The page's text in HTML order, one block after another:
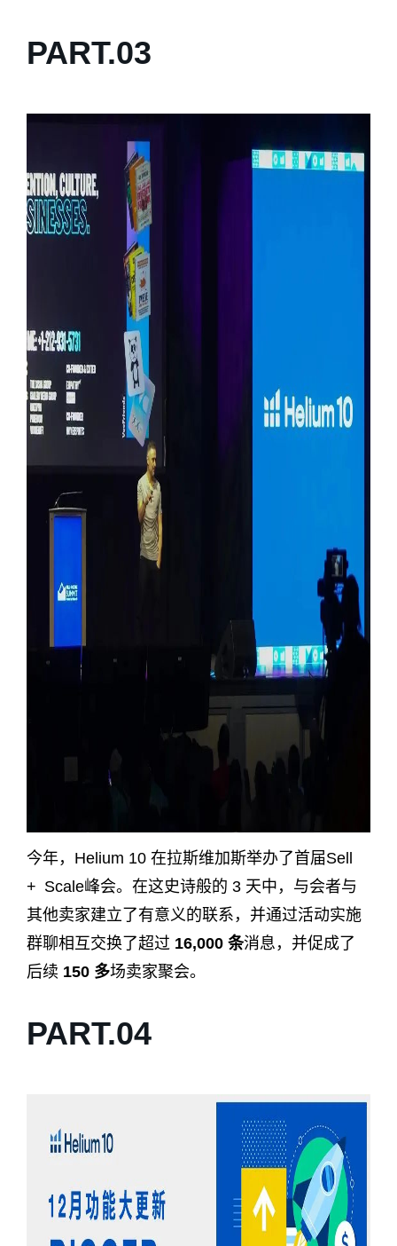
PART.03
今年，Helium 10 在拉斯维加斯举办了首届Sell
+ Scale峰会。在这史诗般的 3 天中，与会者与
其他卖家建立了有意义的联系，并通过活动实施
群聊相互交换了超过 16,000 条消息，并促成了
后续 150 多场卖家聚会。
PART.04